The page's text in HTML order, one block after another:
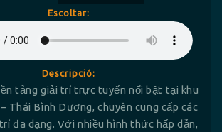
Escoltar:
Descripció:
tảng giải trí trực tuyến nổi bật tại khu
Thái Bình Dương, chuyên cung cấp các
đa dạng. Với nhiều hình thức hấp dẫn,